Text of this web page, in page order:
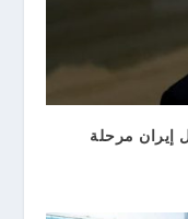
إيران مرحلة